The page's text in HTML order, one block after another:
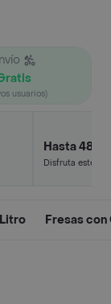
usuarios)
Hasta 48%
Disfruta este
Litro Fresas